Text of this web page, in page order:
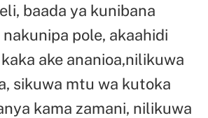
baada ya kunibana
pole, akaahidi
ake ananioa,nilikuwa
sikuwa mtu wa kutoka
kama zamani, nilikuwa